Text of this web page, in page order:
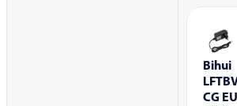
Bihui
CG EU